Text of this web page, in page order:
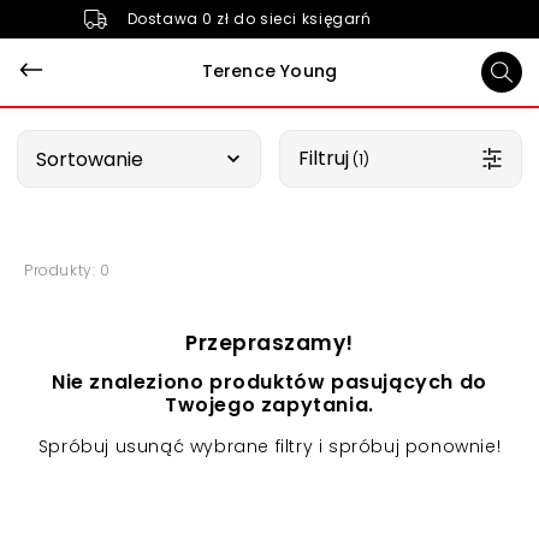
Dostawa 0 zł do sieci księgarń
Terence Young
Sortowanie Filtruj (1)
Produkty: 0
Przepraszamy!
Nie znaleziono produktów pasujących do
Twojego zapytania.
Spróbuj usunąć wybrane filtry i spróbuj ponownie!